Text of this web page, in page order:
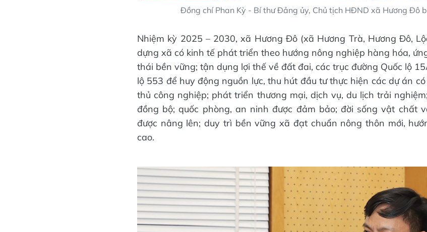
Đồng chí Phan Kỳ - Bí thư Đảng ủy, Chủ tịch HĐND xã Hương Đô
Nhiệm kỳ 2025 – 2030, xã Hương Đô (xã Hương Trà, Hương Đô,
dựng xã có kinh tế phát triển theo hướng nông nghiệp hàng hóa,
thái bền vững; tận dụng lợi thế về đất đai, các trục đường Quốc lộ
lộ 553 để huy động nguồn lực, thu hút đầu tư thực hiện các dự án
thủ công nghiệp; phát triển thương mại, dịch vụ, du lịch trải
đồng bộ; quốc phòng, an ninh được đảm bảo; đời sống vật chất
được nâng lên; duy trì bền vững xã đạt chuẩn nông thôn mới,
cao.